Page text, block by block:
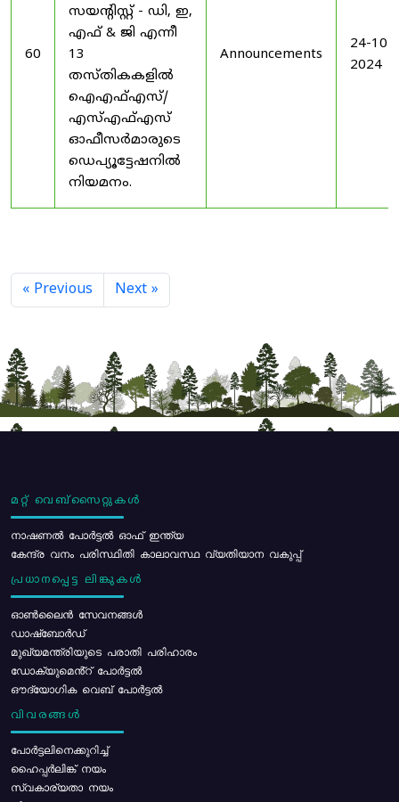
60
സയൻ്റിസ്റ്റ് - ഡി, ഇ,
എഫ് & ജി എന്നീ
13
തസ്തികകളിൽ
ഐഎഫ്എസ്/
എസ്എഫ്എസ്
ഓഫീസർമാരുടെ
ഡെപ്യൂട്ടേഷനിൽ
നിയമനം.
Announcements
24-10-
2024
« Previous Next »
മറ്റ് വെബ്സൈറ്റുകൾ
നാഷണൽ പോർട്ടൽ ഓഫ് ഇന്ത്യ
കേന്ദ്ര വനം പരിസ്ഥിതി കാലാവസ്ഥ വ്യതിയാന വകുപ്പ്
പ്രധാനപ്പെട്ട ലിങ്കുകൾ
ഓൺലൈൻ സേവനങ്ങൾ
ഡാഷ്ബോർഡ്
മുഖ്യമന്ത്രിയുടെ പരാതി പരിഹാരം
ഡോക്യുമെൻ്റ് പോർട്ടൽ
ഔദ്യോഗിക വെബ് പോർട്ടൽ
വിവരങ്ങൾ
പോര്‍ട്ടലിനെക്കുറിച്ച്
ഹൈപ്പർലിങ്ക് നയം
സ്വകാര്യതാ നയം